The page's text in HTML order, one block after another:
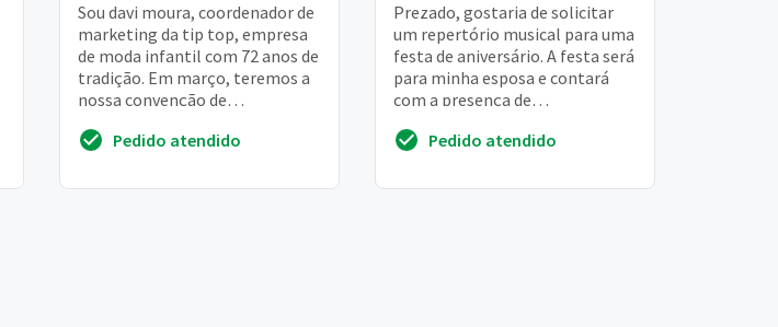
Sou davi moura, coordenador de
marketing da tip top, empresa
de moda infantil com 72 anos de
tradição. Em março, teremos a
nossa convenção de
jequitimar, no...
Pedido atendido
Prezado, gostaria de solicitar
um repertório musical para uma
festa de aniversário. A festa será
para minha esposa e contará
com a presença de
convidadas, todas mulhere...
Pedido atendido